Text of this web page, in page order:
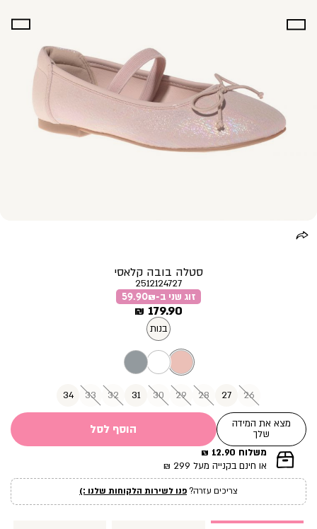
סטלה בובה קלאסי
2512124727
זוג שני ב-59.90₪
מחיר
מוצר
179.90 ₪
בנות
26
27
28
29
30
31
32
33
34
מצא את המידה
שלך
הוסף לסל
|
תומך
עמוד
מוצר
משלוח 12.90 ₪
או חינם בקנייה מעל 299 ₪
צריכים עזרה?פנו לשירות הלקוחות שלנו :)